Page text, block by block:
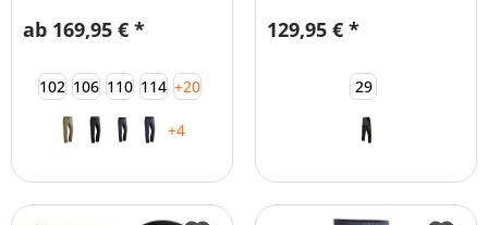
ab 169,95 € *
102 106 110 114 +20
+4
129,95 € *
29